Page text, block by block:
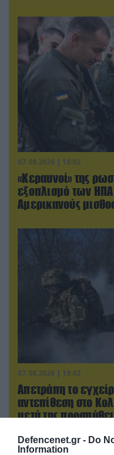
Defencenet.gr - Do
Information
07.08.2026 | 18:02
«Κεραυνοί» της
εξοπλισμό των
Αμερικανούς
07.08.2026 | 19:02
Απετράπη το
αντεπίθεση στο
μετά της